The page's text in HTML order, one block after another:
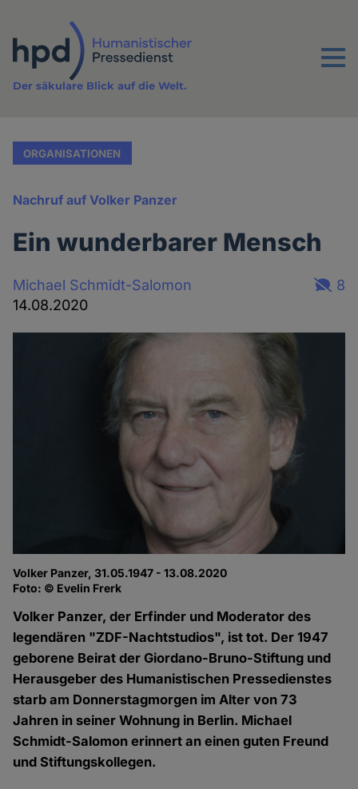
Inhalt
Menu
Der säkulare Blick auf die Welt.
ORGANISATIONEN
Nachruf auf Volker Panzer
Ein wunderbarer Mensch
Michael Schmidt-Salomon
14.08.2020
8
Volker Panzer, 31.05.1947 - 13.08.2020
Foto: © Evelin Frerk
Volker Panzer, der Erfinder und Moderator des
legendären "ZDF-Nachtstudios", ist tot. Der 1947
geborene Beirat der Giordano-Bruno-Stiftung und
Herausgeber des Humanistischen Pressedienstes
starb am Donnerstagmorgen im Alter von 73
Jahren in seiner Wohnung in Berlin. Michael
Schmidt-Salomon erinnert an einen guten Freund
und Stiftungskollegen.